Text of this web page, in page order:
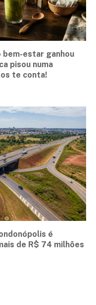
bem-estar ganhou
pisou numa
te conta!
é
de R$ 74 milhões